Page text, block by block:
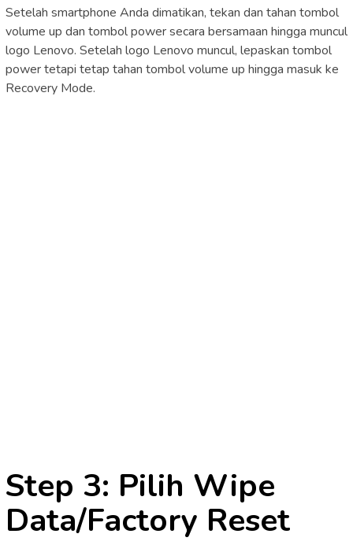
Setelah smartphone Anda dimatikan, tekan dan tahan tombol
volume up dan tombol power secara bersamaan hingga muncul
logo Lenovo. Setelah logo Lenovo muncul, lepaskan tombol
power tetapi tetap tahan tombol volume up hingga masuk ke
Recovery Mode.
Step 3: Pilih Wipe
Data/Factory Reset